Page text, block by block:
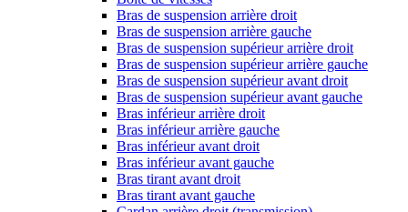
Bras de suspension arrière droit
Bras de suspension arrière gauche
Bras de suspension supérieur arrière droit
Bras de suspension supérieur arrière gauche
Bras de suspension supérieur avant droit
Bras de suspension supérieur avant gauche
Bras inférieur arrière droit
Bras inférieur arrière gauche
Bras inférieur avant droit
Bras inférieur avant gauche
Bras tirant avant droit
Bras tirant avant gauche